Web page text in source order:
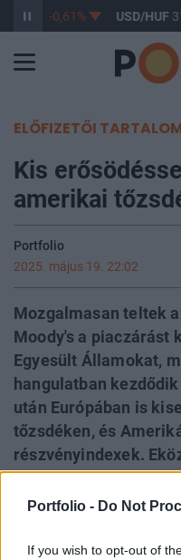
Portfolio - Do Not
If you wish to opt-out of
363,17 -0,61% USD/HUF
ELŐFIZETŐI
Kis
amerikai
Portfolio
2025. május 19. 22:02
Mozgalmasan teltek
Moody's a piaczárást
Egyesült Államokat,
hangulatban
után Európában is
tőzsdéken, és
részvényindexek.
Lengyelországban és
tartottak,
polgármester Rafał